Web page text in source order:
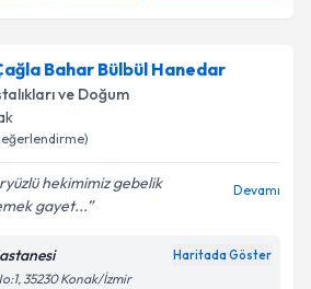
Bahar Bülbül Hanedar
ve Doğum
hekimimiz gebelik
gayet...
Devamı
Haritada Göster
35230 Konak/İzmir